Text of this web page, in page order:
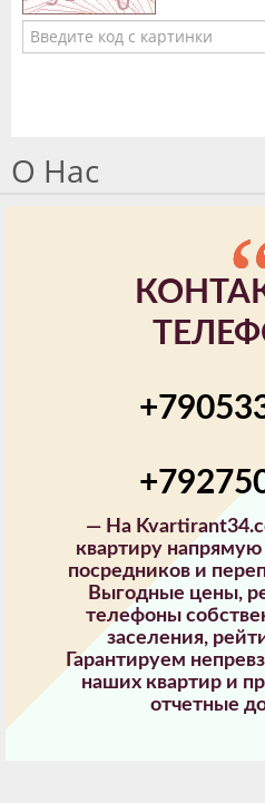
О Нас
— На
квартиру
посредников и
Выгодные цены,
телефоны
заселения,
Гарантируем
наших квартир и
отчетные